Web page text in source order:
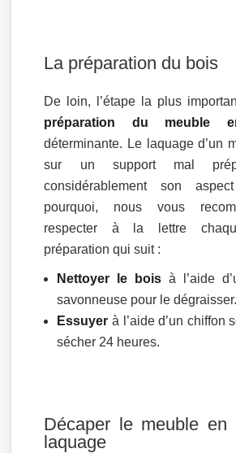
La préparation du bois
De loin, l’étape la plus
préparation du meuble
déterminante. Le laquage d’un
sur un support mal
considérablement son
pourquoi, nous vous
respecter à la lettre
préparation qui suit :
Nettoyer le bois à l’aide
savonneuse pour le dégraisser.
Essuyer à l’aide d’un chiffon
sécher 24 heures.
Décaper le meuble en
laquage